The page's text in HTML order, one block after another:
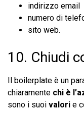
indirizzo email
numero di
sito web.
10. Chiudi
Il boilerplate è un
chiaramente chi è
sono i suoi valori e